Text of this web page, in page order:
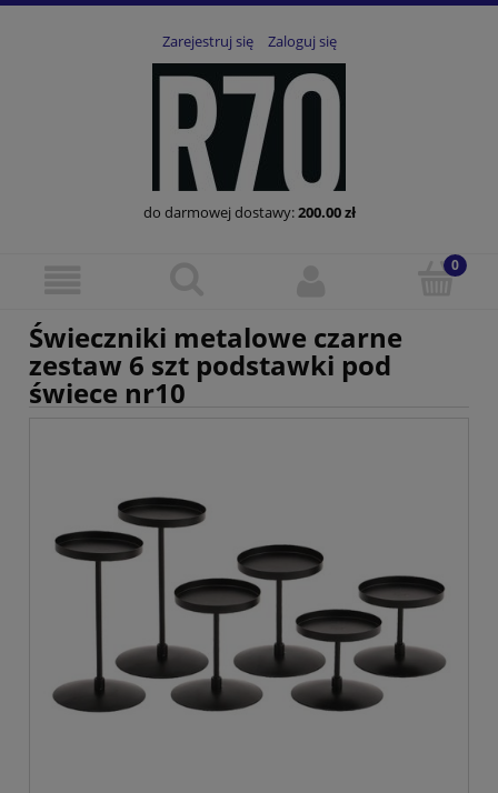
Zarejestruj się Zaloguj się
do darmowej dostawy:200.00zł
Świeczniki metalowe czarne
zestaw 6 szt podstawki pod
świece nr10